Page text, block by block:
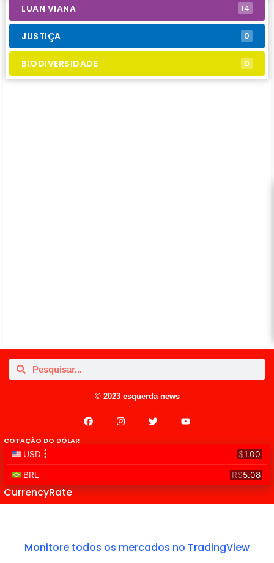
LUAN VIANA 14
JUSTIÇA 0
BIODIVERSIDADE 0
© 2023 esquerda news
COTAÇÃO DO DÓLAR
CurrencyRate
Monitore todos os mercados no TradingView